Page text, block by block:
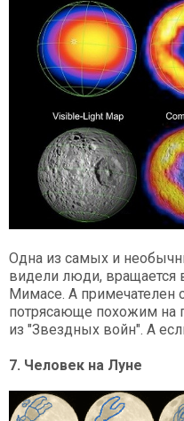
Одна из самых и
видели люди, вращается
Мимасе. А примечателен
потрясающе похожим на
из "Звездных войн". А
7. Человек на Луне